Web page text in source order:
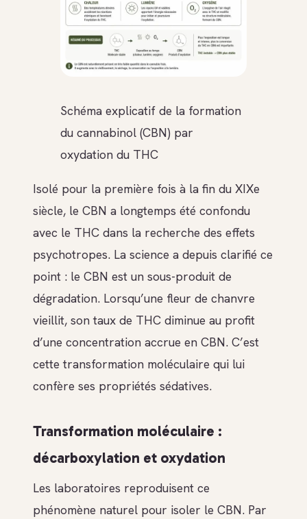
Schéma explicatif de la formation
du cannabinol (CBN) par
oxydation du THC
Isolé pour la première fois à la fin du XIXe
siècle, le CBN a longtemps été confondu
avec le THC dans la recherche des effets
psychotropes. La science a depuis clarifié ce
point : le CBN est un sous-produit de
dégradation. Lorsqu’une fleur de chanvre
vieillit, son taux de THC diminue au profit
d’une concentration accrue en CBN. C’est
cette transformation moléculaire qui lui
confère ses propriétés sédatives.
Transformation moléculaire :
décarboxylation et oxydation
Les laboratoires reproduisent ce
phénomène naturel pour isoler le CBN. Par